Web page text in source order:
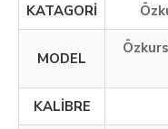
KATAGORİ
MODEL
KALİBRE